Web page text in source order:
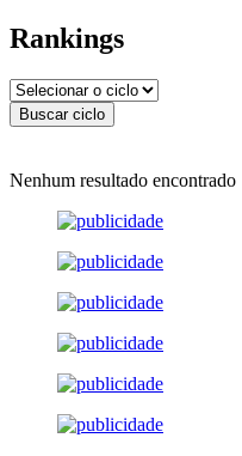
Rankings
Nenhum resultado encontrado